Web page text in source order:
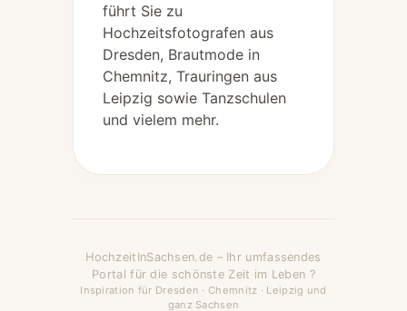
führt Sie zu
Hochzeitsfotografen aus
Dresden, Brautmode in
Chemnitz, Trauringen aus
Leipzig sowie Tanzschulen
und vielem mehr.
HochzeitInSachsen.de – Ihr umfassendes
Portal für die schönste Zeit im Leben ?
Inspiration für Dresden · Chemnitz · Leipzig und
ganz Sachsen